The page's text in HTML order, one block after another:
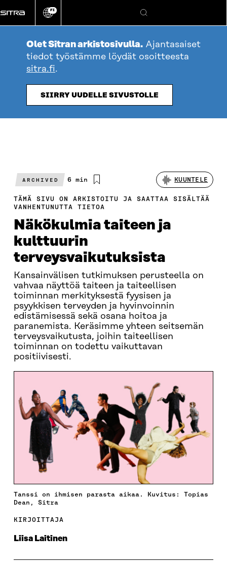
suoraan
sisältöön
Vaihda
kieli
FI
Hae
Olet Sitran arkistosivulla. Ajantasaiset
tiedot työstämme löydät osoitteesta
sitra.fi.
SIIRRY UUDELLE SIVUSTOLLE
ARCHIVED
Arvioitu
6 min KUUNTELE
TÄMÄ SIVU ON ARKISTOITU JA SAATTAA SISÄLTÄÄ
VANHENTUNUTTA TIETOA
Näkökulmia taiteen ja
kulttuurin
terveysvaikutuksista
Kansainvälisen tutkimuksen perusteella on
vahvaa näyttöä taiteen ja taiteellisen
toiminnan merkityksestä fyysisen ja
psyykkisen terveyden ja hyvinvoinnin
edistämisessä sekä osana hoitoa ja
paranemista. Keräsimme yhteen seitsemän
terveysvaikutusta, joihin taiteellisen
toiminnan on todettu vaikuttavan
positiivisesti.
Tanssi on ihmisen parasta aikaa. Kuvitus: Topias
Dean, Sitra
KIRJOITTAJA
Liisa Laitinen